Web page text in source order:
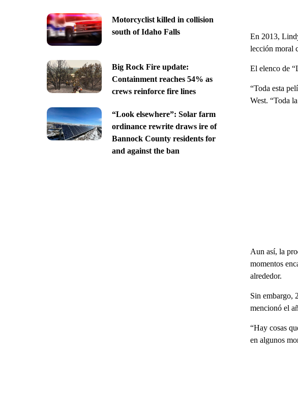
Motorcyclist killed in collision
south of Idaho Falls
Big Rock Fire update:
Containment reaches 54% as
crews reinforce fire lines
“Look elsewhere”: Solar farm
ordinance rewrite draws ire of
Bannock County residents for
and against the ban
En 2013,
lección moral
El elenco de
“Toda esta
West. “Toda
Aun así, la
momentos
alrededor.
Sin embargo,
mencionó el
“Hay cosas
en algunos